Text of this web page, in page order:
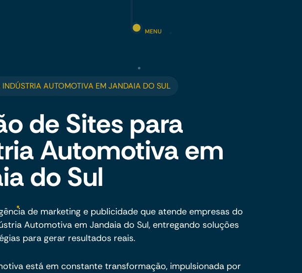
MENU
INDÚSTRIA AUTOMOTIVA EM JANDAIA DO SUL
de Sites para
Automotiva em
do Sul
de marketing e publicidade que atende empresas do
Automotiva em Jandaia do Sul, entregando soluções
para gerar resultados reais.
está em constante transformação, impulsionada por